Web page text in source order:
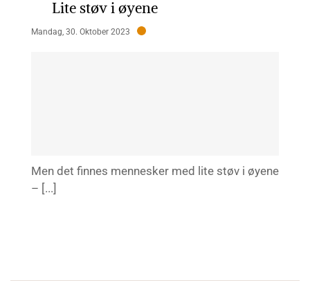
Lite støv i øyene
Mandag, 30. Oktober 2023
Men det finnes mennesker med lite støv i øyene
– [...]